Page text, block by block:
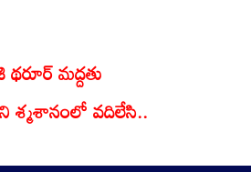
మద్దతు
శ్మశానంలో వదిలేసి..